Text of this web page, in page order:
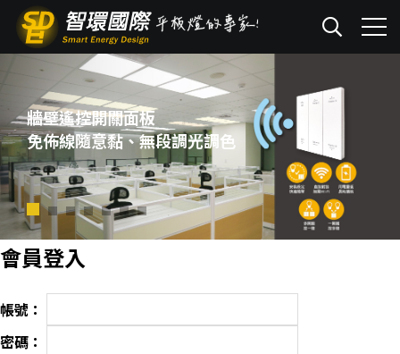
牆壁遙控開關面板
免佈線隨意黏、無段調光調色
會員登入
帳號：
密碼：